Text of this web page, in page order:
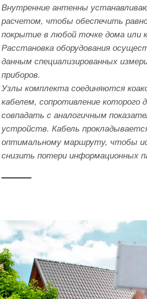
Внутренние антенны
расчетом, чтобы обеспечить
покрытие в любой точке дома или
Расстановка оборудования
данным специализированных
приборов.
Узлы комплекта соединяются
кабелем, сопротивление которого
совпадать с аналогичным
устройств. Кабель
оптимальному маршруту, чтобы
снизить потери информационных